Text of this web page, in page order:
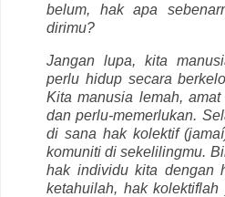
belum, hak apa
dirimu?
Jangan lupa, kita
perlu hidup secara
Kita manusia lemah,
dan perlu-memerlukan.
di sana hak kolektif
komuniti di sekelilingmu.
hak individu kita dengan
ketahuilah, hak